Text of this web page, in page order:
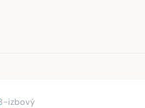
izbový